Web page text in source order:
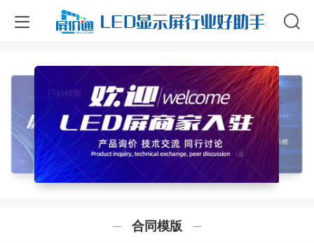
LED显示屏行业好助手
合同模版